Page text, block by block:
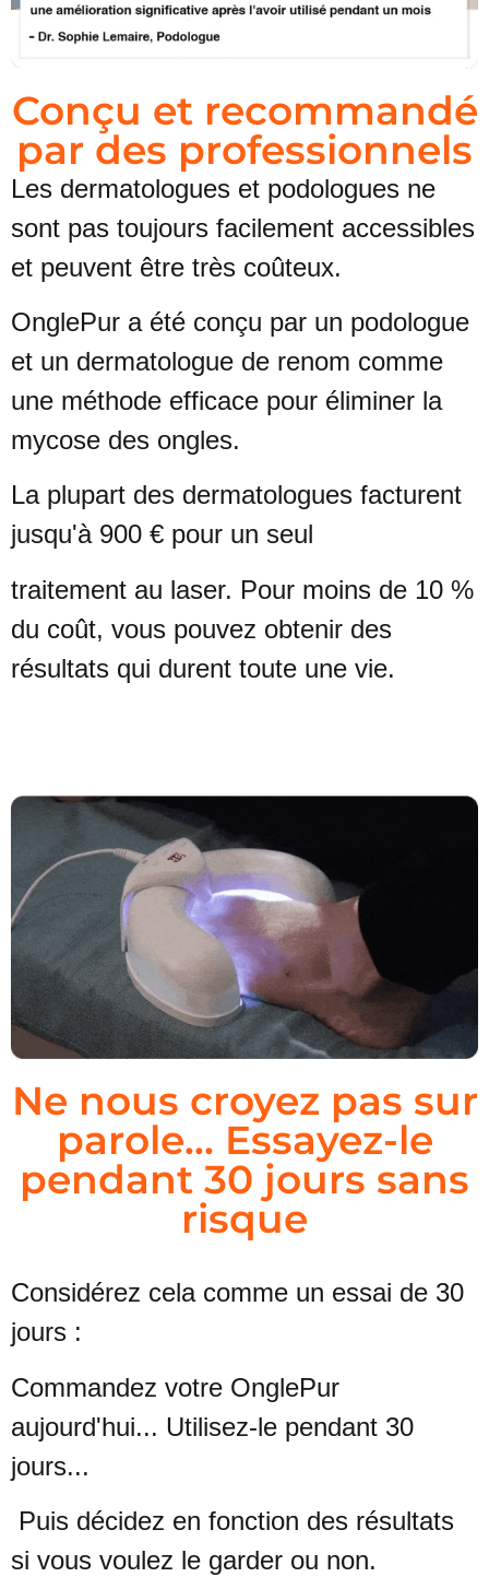
Conçu et recommandé
par des professionnels
Les dermatologues et podologues ne
sont pas toujours facilement accessibles
et peuvent être très coûteux.
OnglePur a été conçu par un podologue
et un dermatologue de renom comme
une méthode efficace pour éliminer la
mycose des ongles.
La plupart des dermatologues facturent
jusqu'à 900 € pour un seul
traitement au laser. Pour moins de 10 %
du coût, vous pouvez obtenir des
résultats qui durent toute une vie.
Ne nous croyez pas sur
parole... Essayez-le
pendant 30 jours sans
risque
Considérez cela comme un essai de 30
jours :
Commandez votre OnglePur
aujourd'hui... Utilisez-le pendant 30
jours...
Puis décidez en fonction des résultats
si vous voulez le garder ou non.